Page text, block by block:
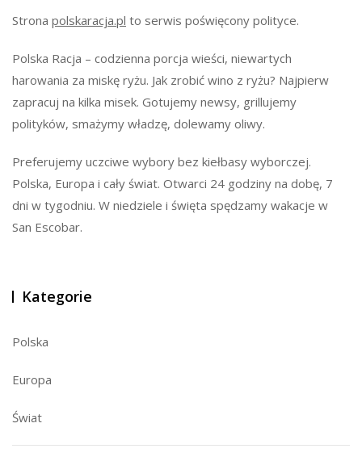
Strona polskaracja.pl to serwis poświęcony polityce.
Polska Racja – codzienna porcja wieści, niewartych
harowania za miskę ryżu. Jak zrobić wino z ryżu? Najpierw
zapracuj na kilka misek. Gotujemy newsy, grillujemy
polityków, smażymy władzę, dolewamy oliwy.
Preferujemy uczciwe wybory bez kiełbasy wyborczej.
Polska, Europa i cały świat. Otwarci 24 godziny na dobę, 7
dni w tygodniu. W niedziele i święta spędzamy wakacje w
San Escobar.
Kategorie
Polska
Europa
Świat